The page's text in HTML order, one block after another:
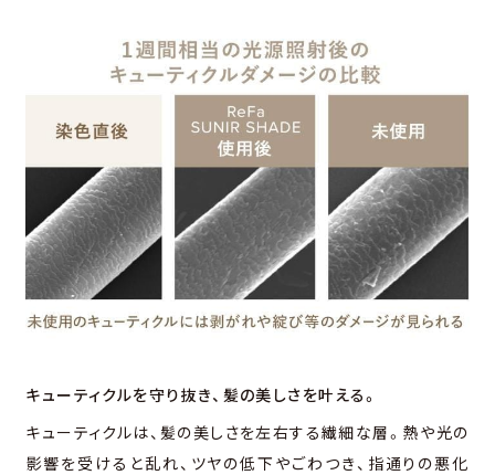
キューティクルを守り抜き、 髪の美しさを叶える。
キューティクルは、髪の美しさを左右する繊細な層。熱や光の
影響を受けると乱れ、ツヤの低下やごわつき、指通りの悪化